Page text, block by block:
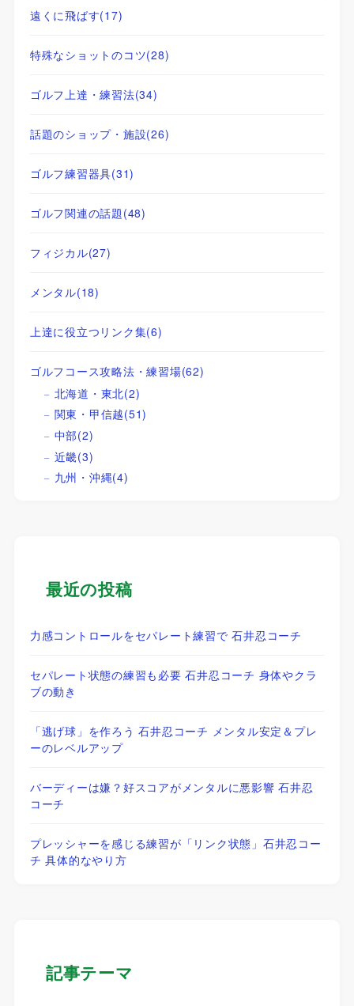
遠くに飛ばす(17)
特殊なショットのコツ(28)
ゴルフ上達・練習法(34)
話題のショップ・施設(26)
ゴルフ練習器具(31)
ゴルフ関連の話題(48)
フィジカル(27)
メンタル(18)
上達に役立つリンク集(6)
ゴルフコース攻略法・練習場(62)
北海道・東北(2)
関東・甲信越(51)
中部(2)
近畿(3)
九州・沖縄(4)
最近の投稿
力感コントロールをセパレート練習で 石井忍コーチ
セパレート状態の練習も必要 石井忍コーチ 身体やクラ
ブの動き
「逃げ球」を作ろう 石井忍コーチ メンタル安定＆プレ
ーのレベルアップ
バーディーは嫌？好スコアがメンタルに悪影響 石井忍
コーチ
プレッシャーを感じる練習が「リンク状態」石井忍コー
チ 具体的なやり方
記事テーマ